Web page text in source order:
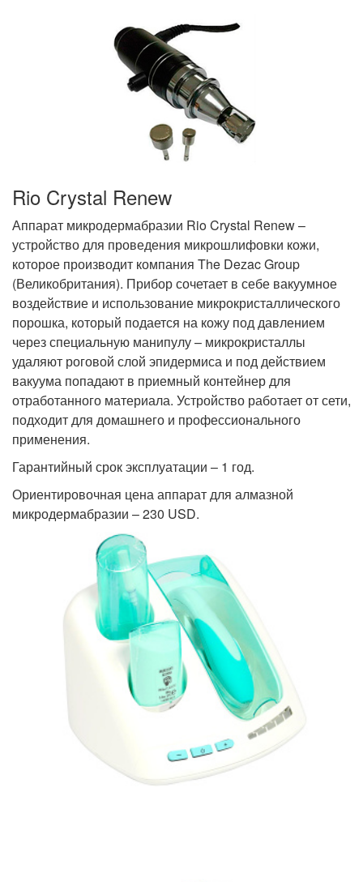
Rio Crystal Renew
Аппарат микродермабразии Rio Crystal Renew –
устройство для проведения микрошлифовки кожи,
которое производит компания The Dezac Group
(Великобритания). Прибор сочетает в себе вакуумное
воздействие и использование микрокристаллического
порошка, который подается на кожу под давлением
через специальную манипулу – микрокристаллы
удаляют роговой слой эпидермиса и под действием
вакуума попадают в приемный контейнер для
отработанного материала. Устройство работает от сети,
подходит для домашнего и профессионального
применения.
Гарантийный срок эксплуатации – 1 год.
Ориентировочная цена аппарат для алмазной
микродермабразии – 230 USD.